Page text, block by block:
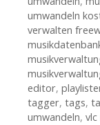
umwandeln
verwalten
editor,
tagger, tags,
umwandeln, vlc